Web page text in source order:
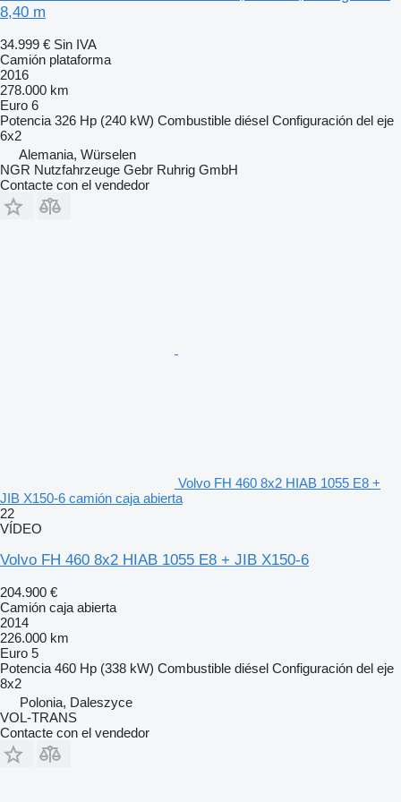
8,40 m
34.999 € Sin IVA
Camión plataforma
2016
278.000 km
Euro 6
Potencia 326 Hp (240 kW) Combustible diésel Configuración del eje
6x2
Alemania, Würselen
NGR Nutzfahrzeuge Gebr Ruhrig GmbH
Contacte con el vendedor
Volvo FH 460 8x2 HIAB 1055 E8 +
JIB X150-6 camión caja abierta
22
VÍDEO
Volvo FH 460 8x2 HIAB 1055 E8 + JIB X150-6
204.900 €
Camión caja abierta
2014
226.000 km
Euro 5
Potencia 460 Hp (338 kW) Combustible diésel Configuración del eje
8x2
Polonia, Daleszyce
VOL-TRANS
Contacte con el vendedor